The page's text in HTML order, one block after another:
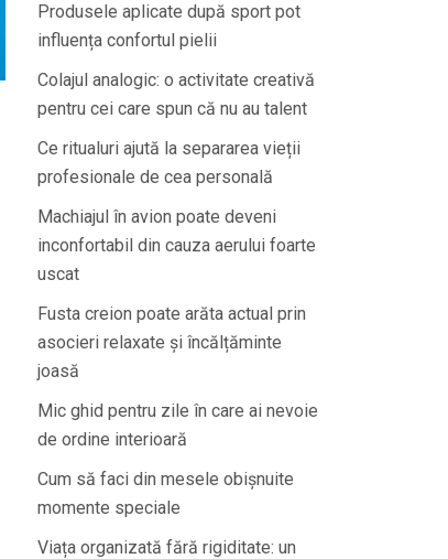
Produsele aplicate după sport pot
influența confortul pielii
Colajul analogic: o activitate creativă
pentru cei care spun că nu au talent
Ce ritualuri ajută la separarea vieții
profesionale de cea personală
Machiajul în avion poate deveni
inconfortabil din cauza aerului foarte
uscat
Fusta creion poate arăta actual prin
asocieri relaxate și încălțăminte
joasă
Mic ghid pentru zile în care ai nevoie
de ordine interioară
Cum să faci din mesele obișnuite
momente speciale
Viața organizată fără rigiditate: un